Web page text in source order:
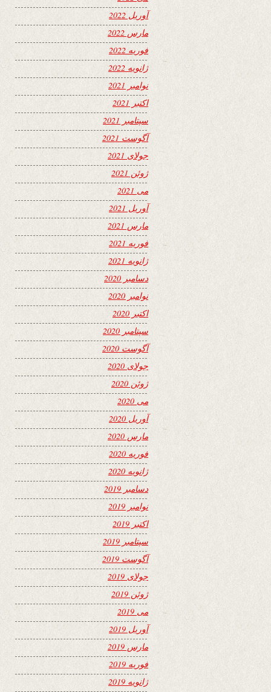
آوریل 2022
مارس 2022
فوریه 2022
ژانویه 2022
نوامبر 2021
اکتبر 2021
سپتامبر 2021
آگوست 2021
جولای 2021
ژوئن 2021
می 2021
آوریل 2021
مارس 2021
فوریه 2021
ژانویه 2021
دسامبر 2020
نوامبر 2020
اکتبر 2020
سپتامبر 2020
آگوست 2020
جولای 2020
ژوئن 2020
می 2020
آوریل 2020
مارس 2020
فوریه 2020
ژانویه 2020
دسامبر 2019
نوامبر 2019
اکتبر 2019
سپتامبر 2019
آگوست 2019
جولای 2019
ژوئن 2019
می 2019
آوریل 2019
مارس 2019
فوریه 2019
ژانویه 2019